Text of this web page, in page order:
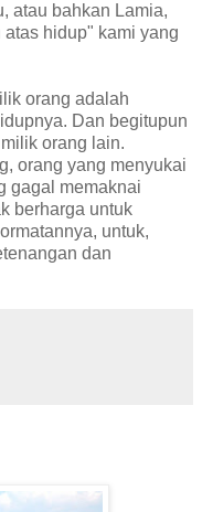
atau bahkan Lamia,
hidup" kami yang
orang adalah
Dan begitupun
orang lain.
orang yang menyukai
gagal memaknai
berharga untuk
untuk,
dan